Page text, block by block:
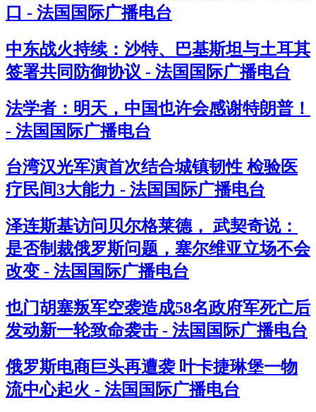
口 - 法国国际广播电台
中东战火持续：沙特、巴基斯坦与土耳其
签署共同防御协议 - 法国国际广播电台
法学者：明天，中国也许会感谢特朗普！
- 法国国际广播电台
台湾汉光军演首次结合城镇韧性 检验医
疗民间3大能力 - 法国国际广播电台
泽连斯基访问贝尔格莱德， 武契奇说：
是否制裁俄罗斯问题，塞尔维亚立场不会
改变 - 法国国际广播电台
也门胡塞叛军空袭造成58名政府军死亡后
发动新一轮致命袭击 - 法国国际广播电台
俄罗斯电商巨头再遭袭 叶卡捷琳堡一物
流中心起火 - 法国国际广播电台